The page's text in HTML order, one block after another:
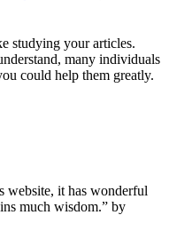
studying your articles.
many individuals
could help them greatly.
website, it has wonderful
much wisdom.” by